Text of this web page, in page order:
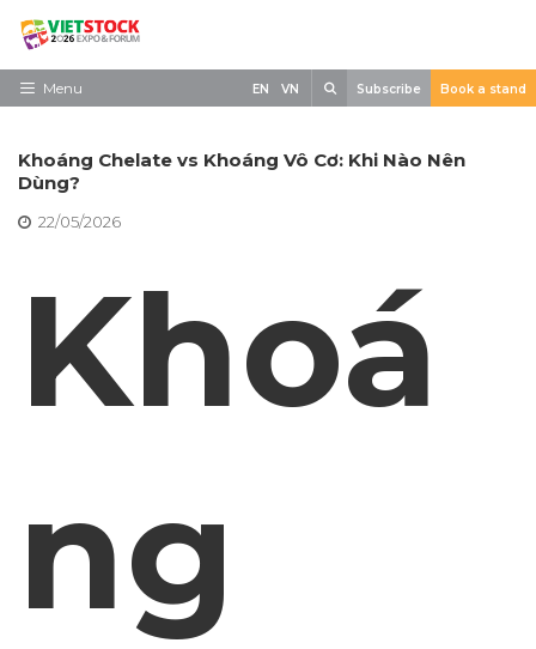
Skip
contentMenu
Về triển lãm
Trưng Bày
Liên Hệ
EN VN Subscribe Book a stand
Khoáng Chelate vs Khoáng Vô Cơ: Khi Nào Nên
Dùng?
22/05/2026
Khoá
ng